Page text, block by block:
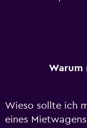
Warum
Wieso sollte ich
eines